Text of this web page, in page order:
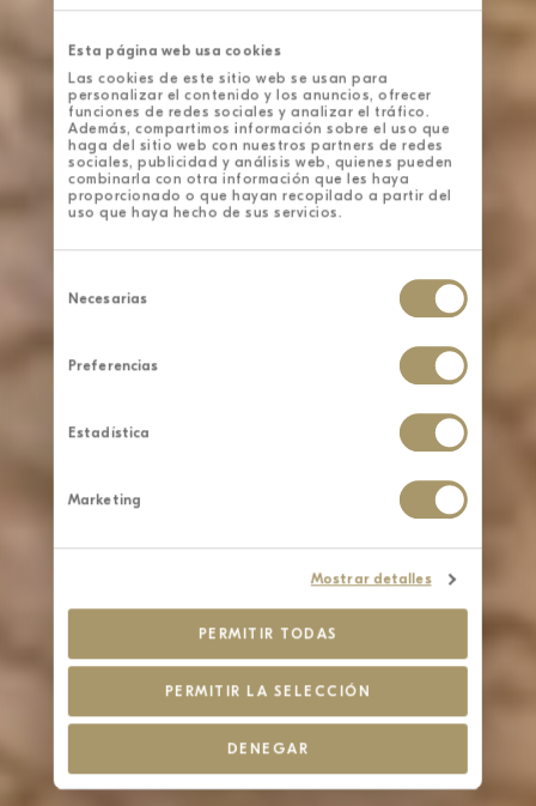
Esta página web usa cookies
Las cookies de este sitio web se usan para
personalizar el contenido y los anuncios, ofrecer
funciones de redes sociales y analizar el tráfico.
Además, compartimos información sobre el uso que
haga del sitio web con nuestros partners de redes
sociales, publicidad y análisis web, quienes pueden
combinarla con otra información que les haya
proporcionado o que hayan recopilado a partir del
uso que haya hecho de sus servicios.
de
consentimiento
Necesarias
Preferencias
Estadística
Marketing
Mostrar detalles
PERMITIR TODAS
PERMITIR LA SELECCIÓN
DENEGAR